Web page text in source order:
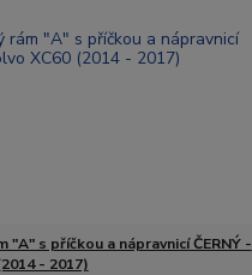
"A" s příčkou a nápravnicí ČERNÝ -
- 2017)